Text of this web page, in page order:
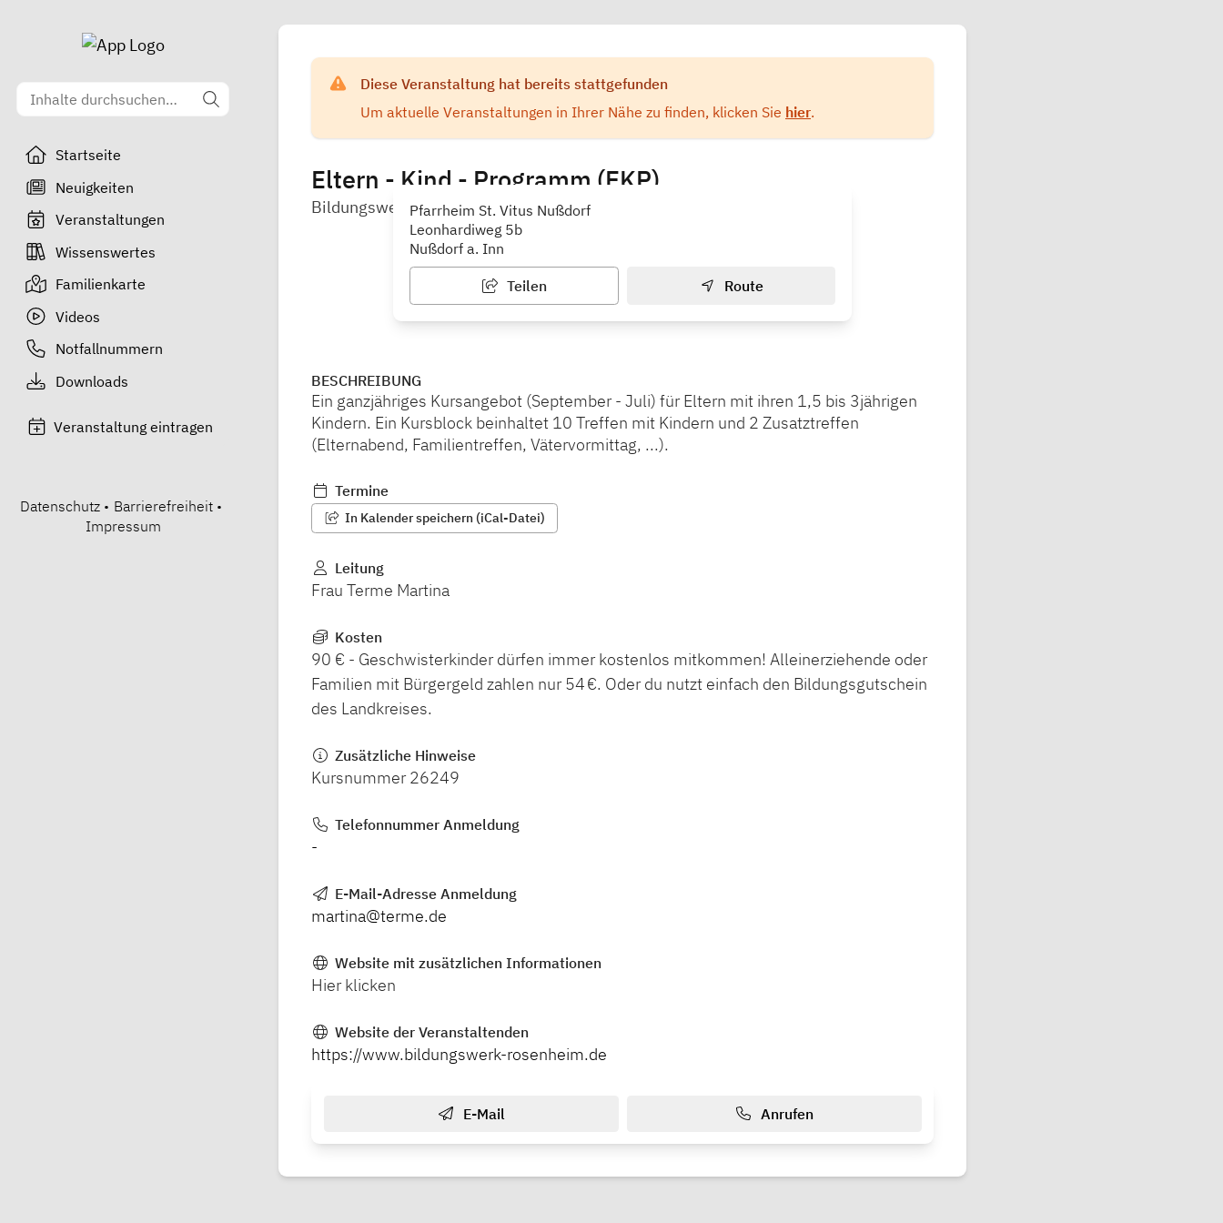
Startseite
Neuigkeiten
Veranstaltungen
Wissenswertes
Familienkarte
Videos
Notfallnummern
Downloads
Veranstaltung eintragen
Datenschutz • Barrierefreiheit •
Impressum
Diese Veranstaltung hat bereits stattgefunden
Um aktuelle Veranstaltungen in Ihrer Nähe zu finden, klicken Sie hier.
Eltern - Kind - Programm (EKP)
Bildungswerk Rosenheim e.V.
Pfarrheim St. Vitus Nußdorf
Leonhardiweg 5b
Nußdorf a. Inn
Teilen Route
BESCHREIBUNG
Ein ganzjähriges Kursangebot (September - Juli) für Eltern mit ihren 1,5 bis 3jährigen
Kindern. Ein Kursblock beinhaltet 10 Treffen mit Kindern und 2 Zusatztreffen
(Elternabend, Familientreffen, Vätervormittag, ...).
Termine
In Kalender speichern (iCal-Datei)
Leitung
Frau Terme Martina
Kosten
90 € - Geschwisterkinder dürfen immer kostenlos mitkommen! Alleinerziehende oder
Familien mit Bürgergeld zahlen nur 54 €. Oder du nutzt einfach den Bildungsgutschein
des Landkreises.
Zusätzliche Hinweise
Kursnummer 26249
Telefonnummer Anmeldung
-
E-Mail-Adresse Anmeldung
martina@terme.de
Website mit zusätzlichen Informationen
Hier klicken
Website der Veranstaltenden
https://www.bildungswerk-rosenheim.de
E-Mail Anrufen